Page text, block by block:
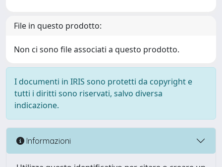
File in questo prodotto:
Non ci sono file associati a questo prodotto.
I documenti in IRIS sono protetti da copyright e
tutti i diritti sono riservati, salvo diversa
indicazione.
Informazioni